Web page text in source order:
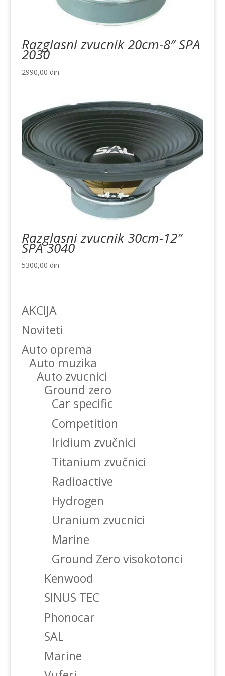
Razglasni zvucnik 20cm-8″ SPA
2030
2990,00 din
Razglasni zvucnik 30cm-12″
SPA 3040
5300,00 din
AKCIJA
Noviteti
Auto oprema
Auto muzika
Auto zvucnici
Ground zero
Car specific
Competition
Iridium zvučnici
Titanium zvučnici
Radioactive
Hydrogen
Uranium zvucnici
Marine
Ground Zero visokotonci
Kenwood
SINUS TEC
Phonocar
SAL
Marine